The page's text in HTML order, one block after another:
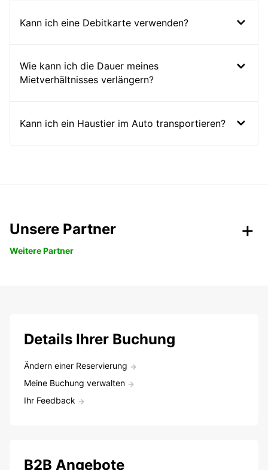
Kann ich eine Debitkarte verwenden?
Wie kann ich die Dauer meines
Mietverhältnisses verlängern?
Kann ich ein Haustier im Auto transportieren?
Unsere Partner
Weitere Partner
Details Ihrer Buchung
Ändern einer Reservierung
Meine Buchung verwalten
Ihr Feedback
B2B Angebote